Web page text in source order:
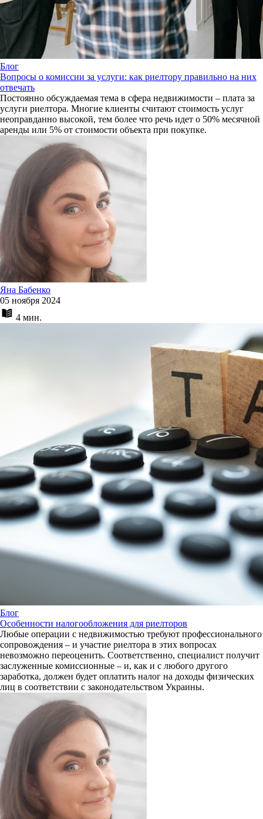
Блог
Вопросы о комиссии за услуги: как риелтору правильно на них
отвечать
Постоянно обсуждаемая тема в сфера недвижимости – плата за
услуги риелтора. Многие клиенты считают стоимость услуг
неоправданно высокой, тем более что речь идет о 50% месячной
аренды или 5% от стоимости объекта при покупке.
Яна Бабенко
05 ноября 2024
4 мин.
Блог
Особенности налогообложения для риелторов
Любые операции с недвижимостью требуют профессионального
сопровождения – и участие риелтора в этих вопросах
невозможно переоценить. Соответственно, специалист получит
заслуженные комиссионные – и, как и с любого другого
заработка, должен будет оплатить налог на доходы физических
лиц в соответствии с законодательством Украины.